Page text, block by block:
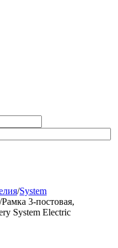
/System
/Рамка 3-постовая,
System Electric